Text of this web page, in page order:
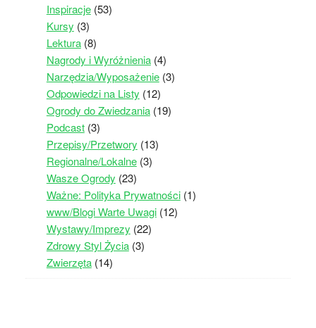
Inspiracje(53)
Kursy (3)
Lektura(8)
Nagrody i Wyróżnienia(4)
Narzędzia/Wyposażenie(3)
Odpowiedzi na Listy (12)
Ogrody do Zwiedzania(19)
Podcast(3)
Przepisy/Przetwory (13)
Regionalne/Lokalne(3)
Wasze Ogrody (23)
Ważne: Polityka Prywatności(1)
www/Blogi Warte Uwagi(12)
Wystawy/Imprezy (22)
Zdrowy Styl Życia(3)
Zwierzęta(14)